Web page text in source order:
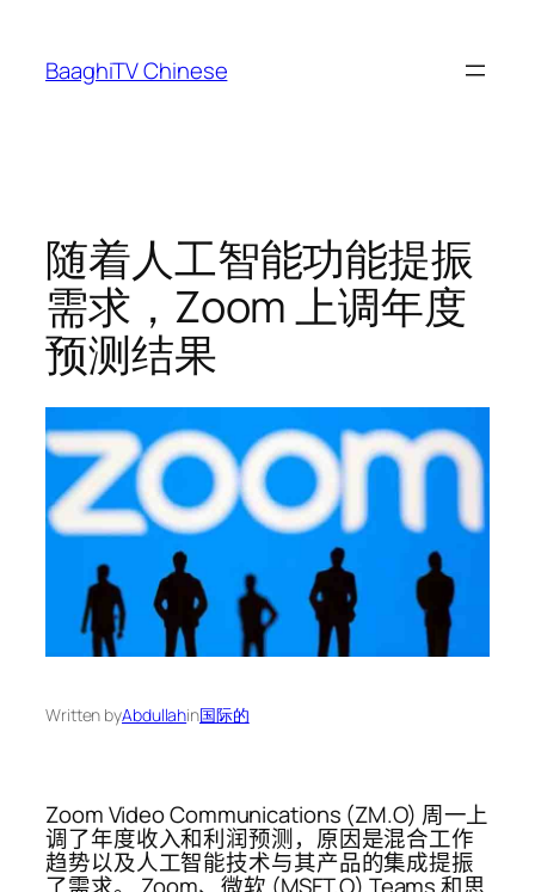
content
BaaghiTV Chinese
随着人工智能功能提振
需求，Zoom 上调年度
预测结果
Written byAbdullahin国际的
Zoom Video Communications (ZM.O) 周一上
调了年度收入和利润预测，原因是混合工作
趋势以及人工智能技术与其产品的集成提振
了需求。 Zoom、微软 (MSFT.O) Teams 和思